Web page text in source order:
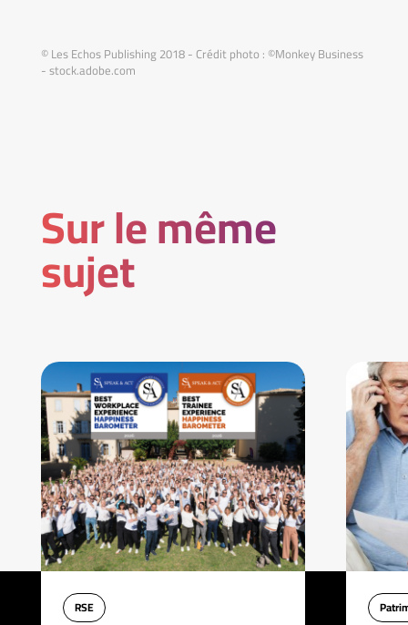
© Les Echos Publishing 2018 - Crédit photo : ©Monkey Business
- stock.adobe.com
Sur le même
sujet
RSE